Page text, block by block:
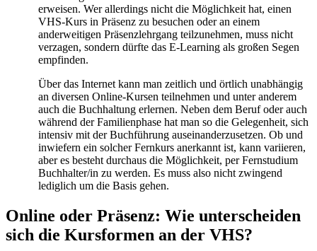
erweisen. Wer allerdings nicht die Möglichkeit hat, einen
VHS-Kurs in Präsenz zu besuchen oder an einem
anderweitigen Präsenzlehrgang teilzunehmen, muss nicht
verzagen, sondern dürfte das E-Learning als großen Segen
empfinden.
Über das Internet kann man zeitlich und örtlich unabhängig
an diversen Online-Kursen teilnehmen und unter anderem
auch die Buchhaltung erlernen. Neben dem Beruf oder auch
während der Familienphase hat man so die Gelegenheit, sich
intensiv mit der Buchführung auseinanderzusetzen. Ob und
inwiefern ein solcher Fernkurs anerkannt ist, kann variieren,
aber es besteht durchaus die Möglichkeit, per Fernstudium
Buchhalter/in zu werden. Es muss also nicht zwingend
lediglich um die Basis gehen.
Online oder Präsenz: Wie unterscheiden
sich die Kursformen an der VHS?